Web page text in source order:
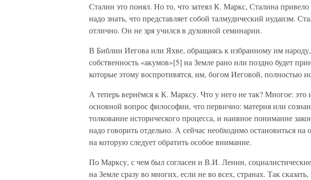
Сталин это понял. Но то, что затеял К. Маркс, Сталина
надо знать, что представляет собой талмудический иудаизм.
отлично. Он не зря учился в духовной семинарии.
В Библии Иегова или Яхве, обращаясь к избранному им народу,
собственность «акумов»[5] на Земле рано или поздно будет
которые этому воспротивятся, им, богом Иеговой, полностью
А теперь вернёмся к К. Марксу. Что у него не так? Многое: это
основной вопрос философии, что первично: материя или
толкование исторического процесса, и наивное понимание
надо говорить отдельно. А сейчас необходимо остановиться на
на которую следует обратить особое внимание.
По Марксу, с чем был согласен и В.И. Ленин,
на Земле сразу во многих, если не во всех, странах. Так